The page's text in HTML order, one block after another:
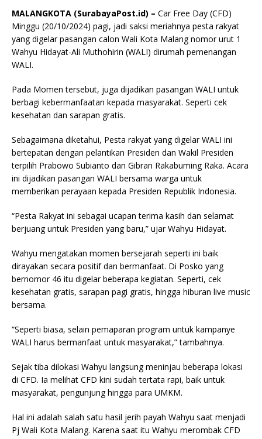
MALANGKOTA (SurabayaPost.id) – Car Free Day (CFD)
Minggu (20/10/2024) pagi, jadi saksi meriahnya pesta rakyat
yang digelar pasangan calon Wali Kota Malang nomor urut 1
Wahyu Hidayat-Ali Muthohirin (WALI) dirumah pemenangan
WALI.
Pada Momen tersebut, juga dijadikan pasangan WALI untuk
berbagi kebermanfaatan kepada masyarakat. Seperti cek
kesehatan dan sarapan gratis.
Sebagaimana diketahui, Pesta rakyat yang digelar WALI ini
bertepatan dengan pelantikan Presiden dan Wakil Presiden
terpilih Prabowo Subianto dan Gibran Rakabuming Raka. Acara
ini dijadikan pasangan WALI bersama warga untuk
memberikan perayaan kepada Presiden Republik Indonesia.
“Pesta Rakyat ini sebagai ucapan terima kasih dan selamat
berjuang untuk Presiden yang baru,” ujar Wahyu Hidayat.
Wahyu mengatakan momen bersejarah seperti ini baik
dirayakan secara positif dan bermanfaat. Di Posko yang
bernomor 46 itu digelar beberapa kegiatan. Seperti, cek
kesehatan gratis, sarapan pagi gratis, hingga hiburan live music
bersama.
“Seperti biasa, selain pemaparan program untuk kampanye
WALI harus bermanfaat untuk masyarakat,” tambahnya.
Sejak tiba dilokasi Wahyu langsung meninjau beberapa lokasi
di CFD. Ia melihat CFD kini sudah tertata rapi, baik untuk
masyarakat, pengunjung hingga para UMKM.
Hal ini adalah salah satu hasil jerih payah Wahyu saat menjadi
Pj Wali Kota Malang. Karena saat itu Wahyu merombak CFD